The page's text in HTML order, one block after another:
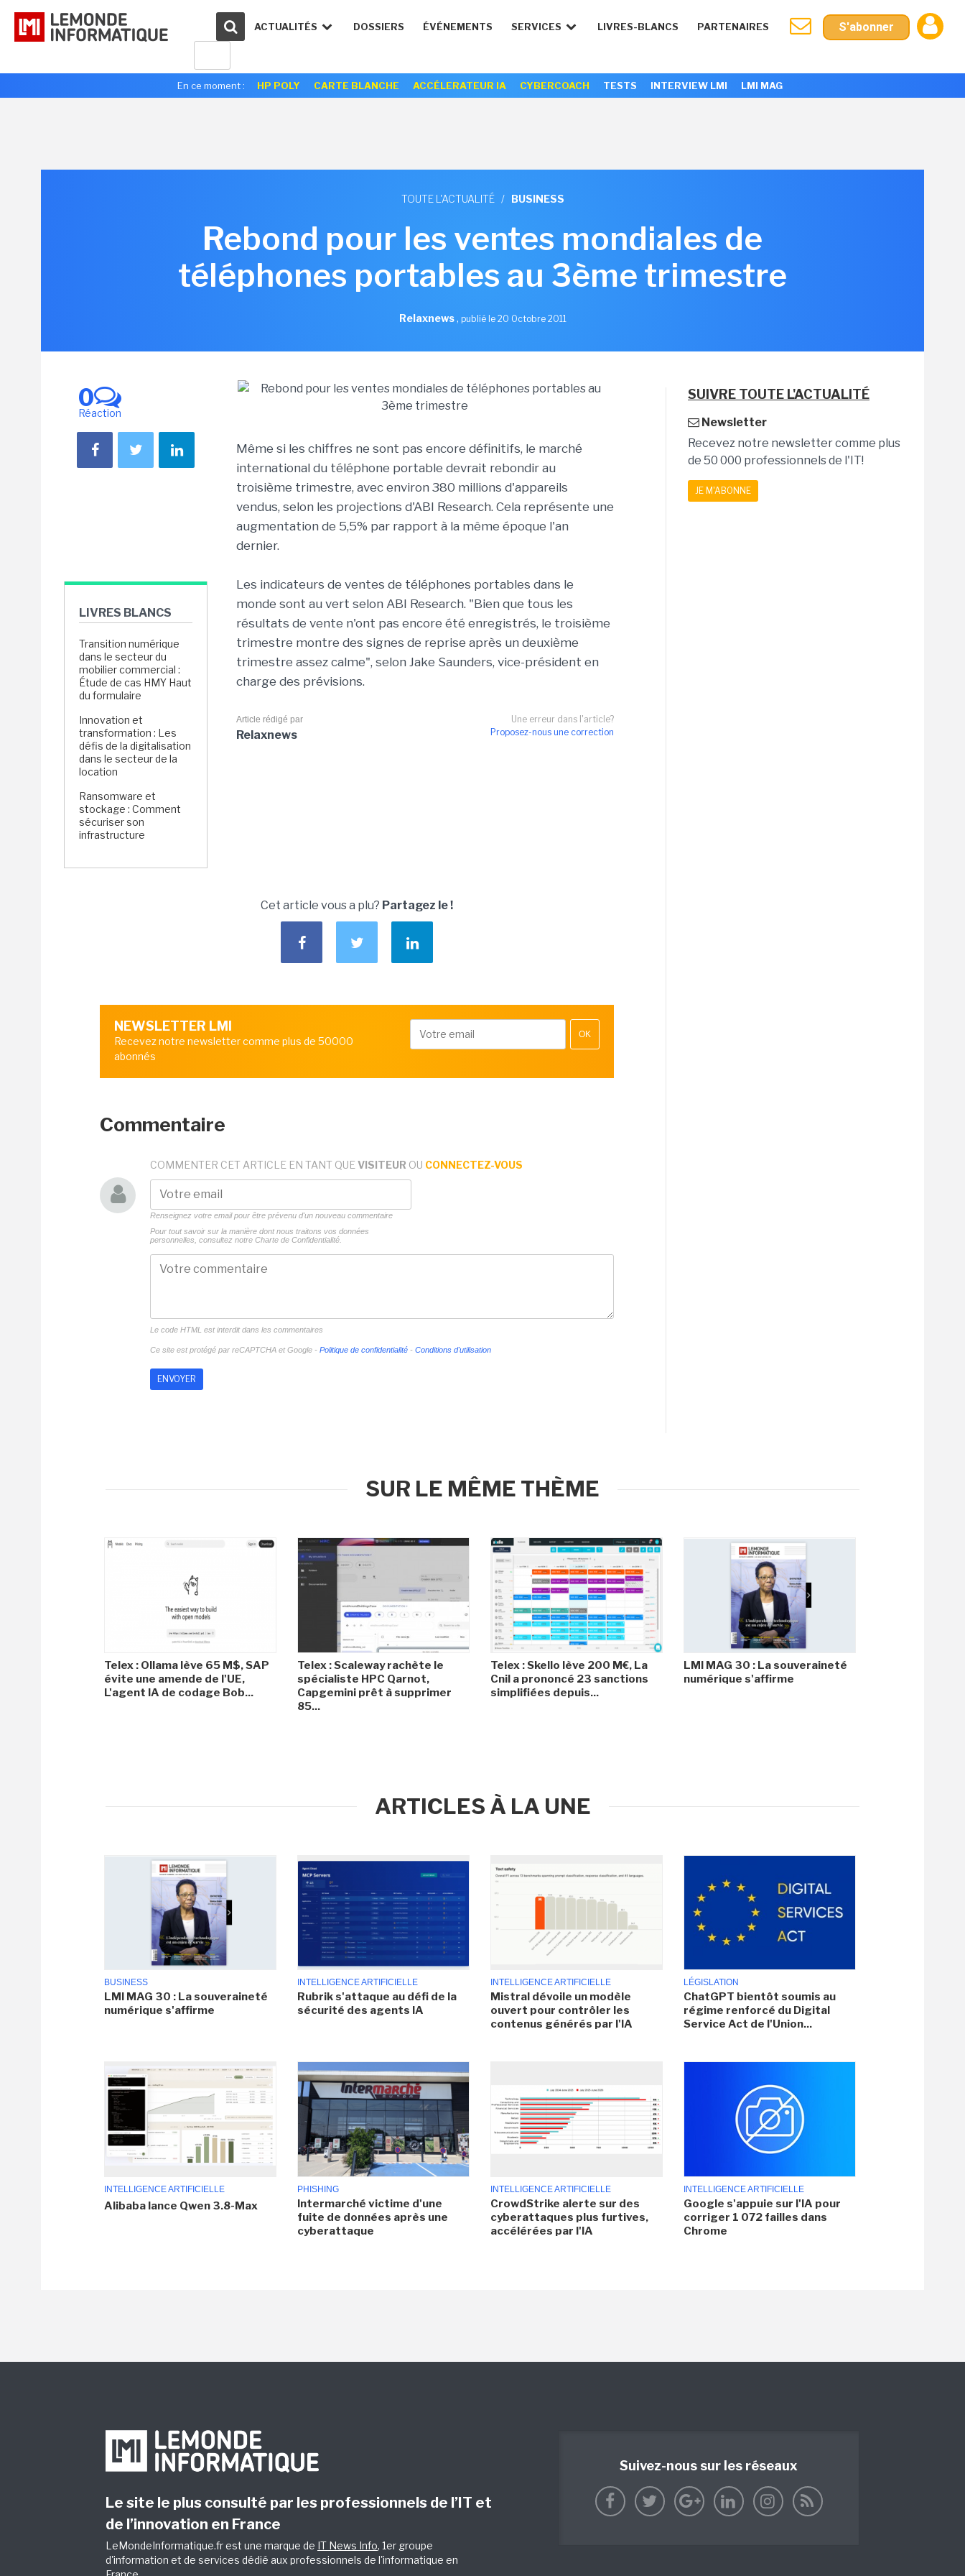
ACTUALITÉS DOSSIERS ÉVÉNEMENTS SERVICES LIVRES-BLANCS PARTENAIRES S'abonner
En ce moment : HP POLY CARTE BLANCHE ACCÉLERATEUR IA CYBERCOACH TESTS INTERVIEW LMI LMI MAG
TOUTE L'ACTUALITÉ / BUSINESS
Rebond pour les ventes mondiales de
téléphones portables au 3ème trimestre
Relaxnews, publié le 20 Octobre 2011
0
Réaction
LIVRES BLANCS
Transition numérique
dans le secteur du
mobilier commercial :
Étude de cas HMY Haut
du formulaire
Innovation et
transformation : Les
défis de la digitalisation
dans le secteur de la
location
Ransomware et
stockage : Comment
sécuriser son
infrastructure
Même si les chiffres ne sont pas encore définitifs, le marché
international du téléphone portable devrait rebondir au
troisième trimestre, avec environ 380 millions d'appareils
vendus, selon les projections d'ABI Research. Cela représente une
augmentation de 5,5% par rapport à la même époque l'an
dernier.
Les indicateurs de ventes de téléphones portables dans le
monde sont au vert selon ABI Research. "Bien que tous les
résultats de vente n'ont pas encore été enregistrés, le troisième
trimestre montre des signes de reprise après un deuxième
trimestre assez calme", selon Jake Saunders, vice-président en
charge des prévisions.
Une erreur dans l'article?
Proposez-nous une correction
Article rédigé par
Relaxnews
Cet article vous a plu? Partagez le !
NEWSLETTER LMI
Recevez notre newsletter comme plus de 50000
abonnés
OK
Commentaire
COMMENTER CET ARTICLE EN TANT QUE VISITEUR OU CONNECTEZ-VOUS
Renseignez votre email pour être prévenu d'un nouveau commentaire
Pour tout savoir sur la manière dont nous traitons vos données
personnelles, consultez notre Charte de Confidentialité.
Le code HTML est interdit dans les commentaires
Ce site est protégé par reCAPTCHA et Google - Politique de confidentialité - Conditions d'utilisation
SUIVRE TOUTE L'ACTUALITÉ
Newsletter
Recevez notre newsletter comme plus
de 50 000 professionnels de l'IT!
JE M'ABONNE
SUR LE MÊME THÈME
Telex : Ollama lève 65 M$, SAP
évite une amende de l'UE,
L'agent IA de codage Bob...
Telex : Scaleway rachète le
spécialiste HPC Qarnot,
Capgemini prêt à supprimer
85...
Telex : Skello lève 200 M€, La
Cnil a prononcé 23 sanctions
simplifiées depuis...
LMI MAG 30 : La souveraineté
numérique s'affirme
ARTICLES À LA UNE
BUSINESS
LMI MAG 30 : La souveraineté
numérique s'affirme
INTELLIGENCE ARTIFICIELLE
Rubrik s'attaque au défi de la
sécurité des agents IA
INTELLIGENCE ARTIFICIELLE
Mistral dévoile un modèle
ouvert pour contrôler les
contenus générés par l'IA
LÉGISLATION
ChatGPT bientôt soumis au
régime renforcé du Digital
Service Act de l'Union...
INTELLIGENCE ARTIFICIELLE
Alibaba lance Qwen 3.8-Max
PHISHING
Intermarché victime d'une
fuite de données après une
cyberattaque
INTELLIGENCE ARTIFICIELLE
CrowdStrike alerte sur des
cyberattaques plus furtives,
accélérées par l'IA
INTELLIGENCE ARTIFICIELLE
Google s'appuie sur l'IA pour
corriger 1 072 failles dans
Chrome
Le site le plus consulté par les professionnels de l’IT et
de l’innovation en France
LeMondeInformatique.fr est une marque de IT News Info, 1er groupe
d'information et de services dédié aux professionnels de l'informatique en
Suivez-nous sur les réseaux